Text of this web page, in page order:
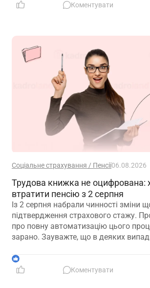
Коментувати
Соціальне страхування / Пенсії06.08.2026
Трудова книжка не оцифрована:
втратити пенсію з 2 серпня
Із 2 серпня набрали чинності зміни
підтвердження страхового стажу.
про повну автоматизацію цього
зарано. Зауважте, що в деяких
підтвердження стажу і призначення
1
Коментувати